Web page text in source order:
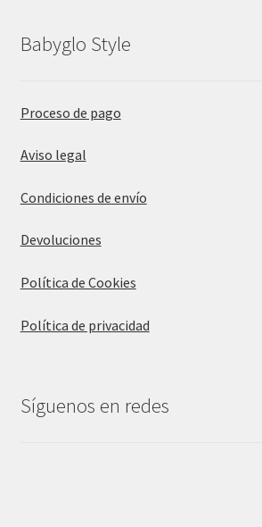
Babyglo Style
Proceso de pago
Aviso legal
Condiciones de envío
Devoluciones
Política de Cookies
Política de privacidad
Síguenos en redes